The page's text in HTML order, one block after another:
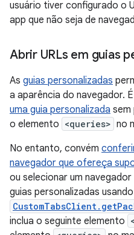
usuário tiver configurado o
app que não seja de
Abrir URLs em guias
As guias personalizadas
a aparência do navegador.
uma guia personalizada sem
o elemento <queries> no
No entanto, convém
navegador que ofereça
ou selecionar um
guias personalizadas usando
inclua o seguinte elemento